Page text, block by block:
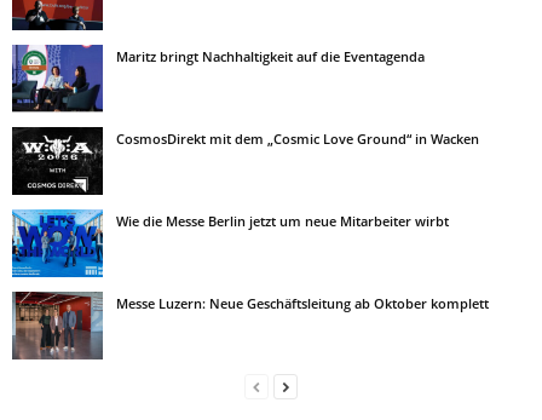
Maritz bringt Nachhaltigkeit auf die Eventagenda
CosmosDirekt mit dem „Cosmic Love Ground“ in Wacken
Wie die Messe Berlin jetzt um neue Mitarbeiter wirbt
Messe Luzern: Neue Geschäftsleitung ab Oktober komplett